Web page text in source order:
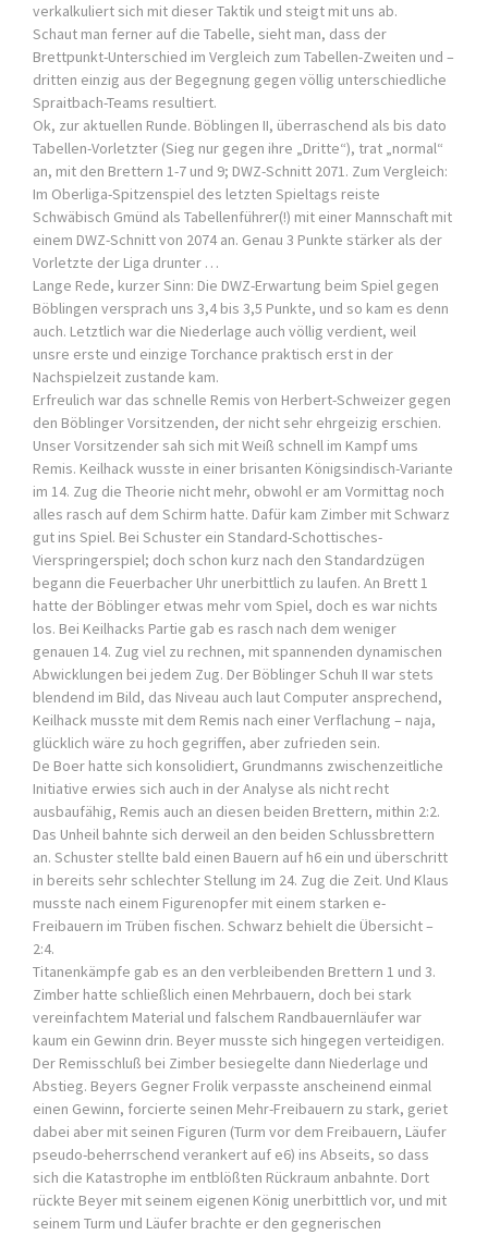
verkalkuliert sich mit dieser Taktik und steigt mit uns ab.
Schaut man ferner auf die Tabelle, sieht man, dass der
Brettpunkt-Unterschied im Vergleich zum Tabellen-Zweiten und –
dritten einzig aus der Begegnung gegen völlig unterschiedliche
Spraitbach-Teams resultiert.
Ok, zur aktuellen Runde. Böblingen II, überraschend als bis dato
Tabellen-Vorletzter (Sieg nur gegen ihre „Dritte“), trat „normal“
an, mit den Brettern 1-7 und 9; DWZ-Schnitt 2071. Zum Vergleich:
Im Oberliga-Spitzenspiel des letzten Spieltags reiste
Schwäbisch Gmünd als Tabellenführer(!) mit einer Mannschaft mit
einem DWZ-Schnitt von 2074 an. Genau 3 Punkte stärker als der
Vorletzte der Liga drunter …
Lange Rede, kurzer Sinn: Die DWZ-Erwartung beim Spiel gegen
Böblingen versprach uns 3,4 bis 3,5 Punkte, und so kam es denn
auch. Letztlich war die Niederlage auch völlig verdient, weil
unsre erste und einzige Torchance praktisch erst in der
Nachspielzeit zustande kam.
Erfreulich war das schnelle Remis von Herbert-Schweizer gegen
den Böblinger Vorsitzenden, der nicht sehr ehrgeizig erschien.
Unser Vorsitzender sah sich mit Weiß schnell im Kampf ums
Remis. Keilhack wusste in einer brisanten Königsindisch-Variante
im 14. Zug die Theorie nicht mehr, obwohl er am Vormittag noch
alles rasch auf dem Schirm hatte. Dafür kam Zimber mit Schwarz
gut ins Spiel. Bei Schuster ein Standard-Schottisches-
Vierspringerspiel; doch schon kurz nach den Standardzügen
begann die Feuerbacher Uhr unerbittlich zu laufen. An Brett 1
hatte der Böblinger etwas mehr vom Spiel, doch es war nichts
los. Bei Keilhacks Partie gab es rasch nach dem weniger
genauen 14. Zug viel zu rechnen, mit spannenden dynamischen
Abwicklungen bei jedem Zug. Der Böblinger Schuh II war stets
blendend im Bild, das Niveau auch laut Computer ansprechend,
Keilhack musste mit dem Remis nach einer Verflachung – naja,
glücklich wäre zu hoch gegriffen, aber zufrieden sein.
De Boer hatte sich konsolidiert, Grundmanns zwischenzeitliche
Initiative erwies sich auch in der Analyse als nicht recht
ausbaufähig, Remis auch an diesen beiden Brettern, mithin 2:2.
Das Unheil bahnte sich derweil an den beiden Schlussbrettern
an. Schuster stellte bald einen Bauern auf h6 ein und überschritt
in bereits sehr schlechter Stellung im 24. Zug die Zeit. Und Klaus
musste nach einem Figurenopfer mit einem starken e-
Freibauern im Trüben fischen. Schwarz behielt die Übersicht –
2:4.
Titanenkämpfe gab es an den verbleibenden Brettern 1 und 3.
Zimber hatte schließlich einen Mehrbauern, doch bei stark
vereinfachtem Material und falschem Randbauernläufer war
kaum ein Gewinn drin. Beyer musste sich hingegen verteidigen.
Der Remisschluß bei Zimber besiegelte dann Niederlage und
Abstieg. Beyers Gegner Frolik verpasste anscheinend einmal
einen Gewinn, forcierte seinen Mehr-Freibauern zu stark, geriet
dabei aber mit seinen Figuren (Turm vor dem Freibauern, Läufer
pseudo-beherrschend verankert auf e6) ins Abseits, so dass
sich die Katastrophe im entblößten Rückraum anbahnte. Dort
rückte Beyer mit seinem eigenen König unerbittlich vor, und mit
seinem Turm und Läufer brachte er den gegnerischen